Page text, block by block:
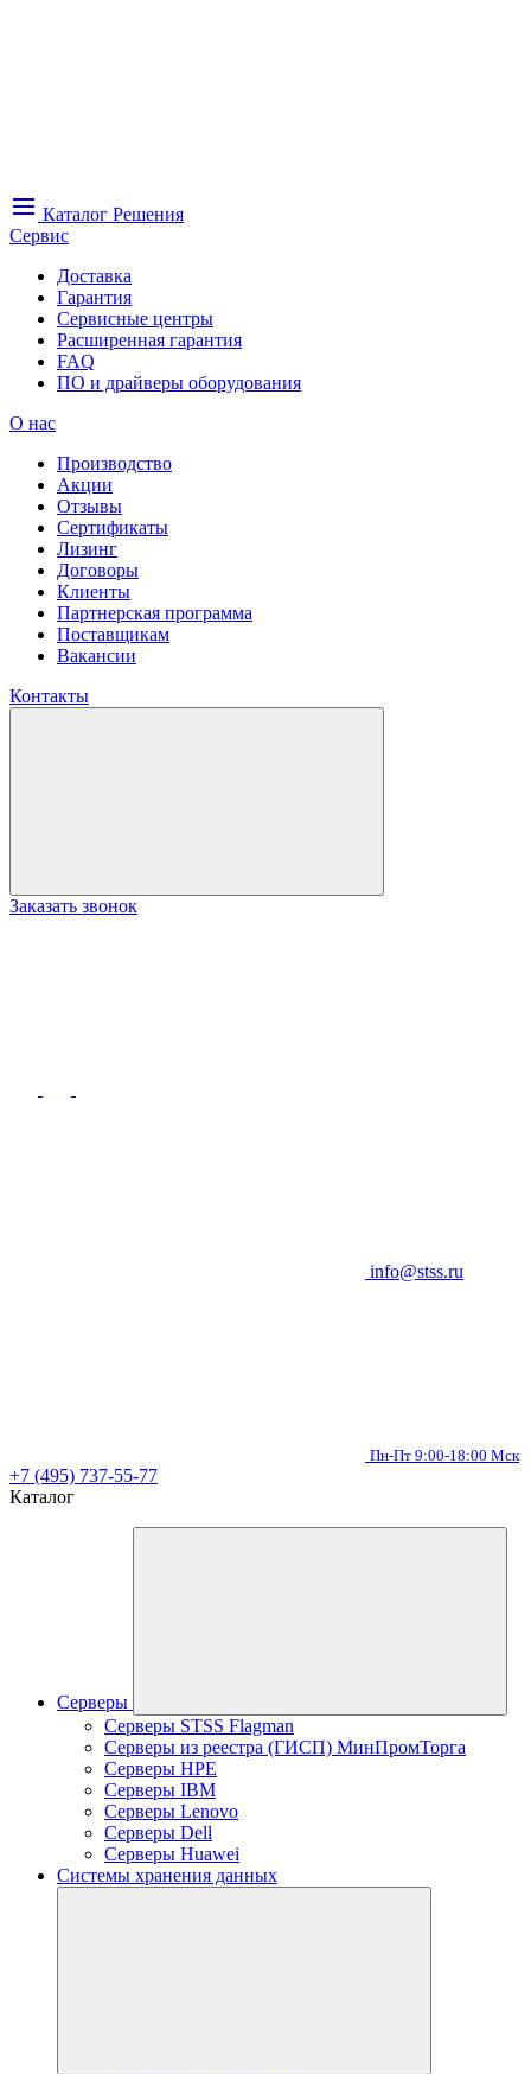
Каталог Решения
Сервис
Доставка
Гарантия
Сервисные центры
Расширенная гарантия
FAQ
ПО и драйверы оборудования
О нас
Производство
Акции
Отзывы
Сертификаты
Лизинг
Договоры
Клиенты
Партнерская программа
Поставщикам
Вакансии
Контакты
Заказать звонок
info@stss.ru
Пн-Пт 9:00-18:00 Мск
+7 (495) 737-55-77
Каталог
Серверы
Серверы STSS Flagman
Серверы из реестра (ГИСП) МинПромТорга
Серверы HPE
Серверы IBM
Серверы Lenovo
Серверы Dell
Серверы Huawei
Системы хранения данных